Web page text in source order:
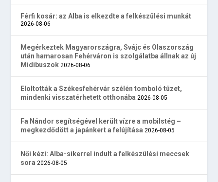
Férfi kosár: az Alba is elkezdte a felkészülési munkát
2026-08-06
Megérkeztek Magyarországra, Svájc és Olaszország
után hamarosan Fehérváron is szolgálatba állnak az új
Midibuszok 2026-08-06
Eloltották a Székesfehérvár szélén tomboló tüzet,
mindenki visszatérhetett otthonába 2026-08-05
Fa Nándor segítségével került vízre a mobilstég –
megkezdődött a japánkert a felújítása 2026-08-05
Női kézi: Alba-sikerrel indult a felkészülési meccsek
sora 2026-08-05